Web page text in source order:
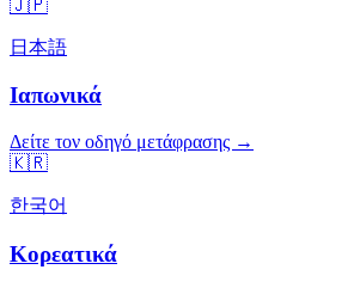
🇯🇵
日本語
Ιαπωνικά
Δείτε τον οδηγό μετάφρασης →
🇰🇷
한국어
Κορεατικά